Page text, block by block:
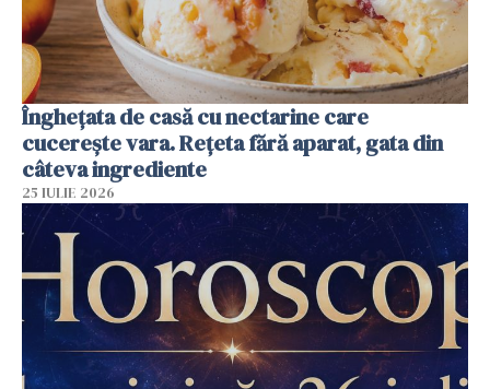
Înghețata de casă cu nectarine care
cucerește vara. Rețeta fără aparat, gata din
câteva ingrediente
25 IULIE 2026